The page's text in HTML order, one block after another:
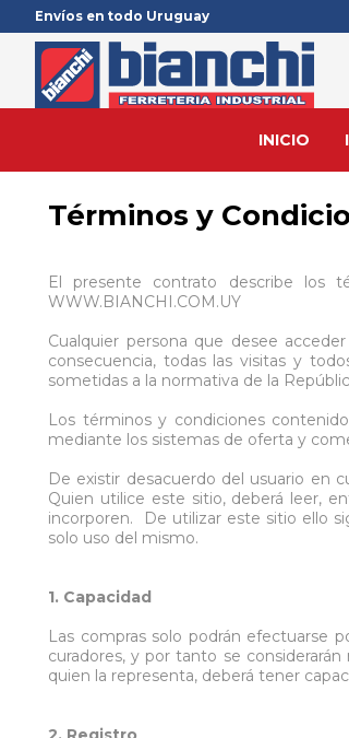
Envíos en todo Uruguay
Registrarme
INICIO
Hidrolavadoras
Amoladoras
Rotopercutores
Taladros
Aspiradoras Industriales
Ver todo
Insumos
Candados
Apretacables
Baldes
Ver todo
Molinos Trituradores
Bombas de Agua a Nafta
Generadores
Guinches
Hoyadoras
Ver todo
Lustra Pulidoras
Compresores
Cargadores de Batería
Hidrolavadoras
Amoladoras
Ver todo
Herramientas Hidráulicas
Prensas
Gato de Botella
Gato de Carro
Ver todo
Indumentaria
Fajas Lumbares y Abdominales
Auditiva
Craneana
Facial
Ver todo
MIG
TIG
MMA
Plasma
Kit corte
Torchas
Toberas
Difusores
Ver todo
Términos y
El presente contrato describe los
WWW.BIANCHI.COM.UY
Cualquier persona que desee
consecuencia, todas las visitas y
sometidas a la normativa de la
Los términos y condiciones
mediante los sistemas de oferta y
De existir desacuerdo del usuario en
Quien utilice este sitio, deberá leer,
incorporen. De utilizar este sitio ello
solo uso del mismo.
1. Capacidad
Las compras solo podrán efectuarse
curadores, y por tanto se
quien la representa, deberá tener